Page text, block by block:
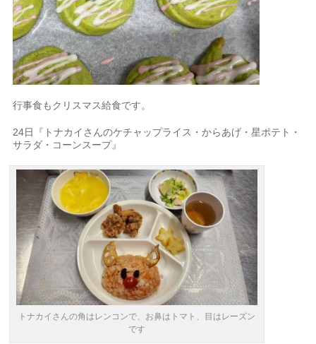
行事食もクリスマス給食です。
24日『トナカイさんのケチャップライス・からあげ・星ポテト・
サラダ・コーンスープ』
トナカイさんの角はレンコンで、お鼻はトマト、目はレーズン
です